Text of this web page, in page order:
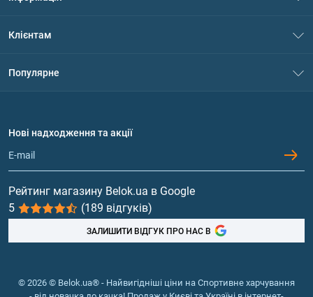
Політика конфіденційності
Обмін та повернення
Клієнтам
Популярне
Протеїн
Гейнери
Вітаміни та мінерали
Риб'ячий жир, жирні кислоти
Нові надходження та акції
Рейтинг магазину Belok.ua в Google
5
(189 відгуків)
ЗАЛИШИТИ ВІДГУК ПРО НАС В
© 2026 © Belok.ua® - Найвигідніші ціни на Спортивне харчування